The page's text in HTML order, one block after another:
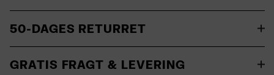
50-DAGES RETURRET
GRATIS FRAGT & LEVERING